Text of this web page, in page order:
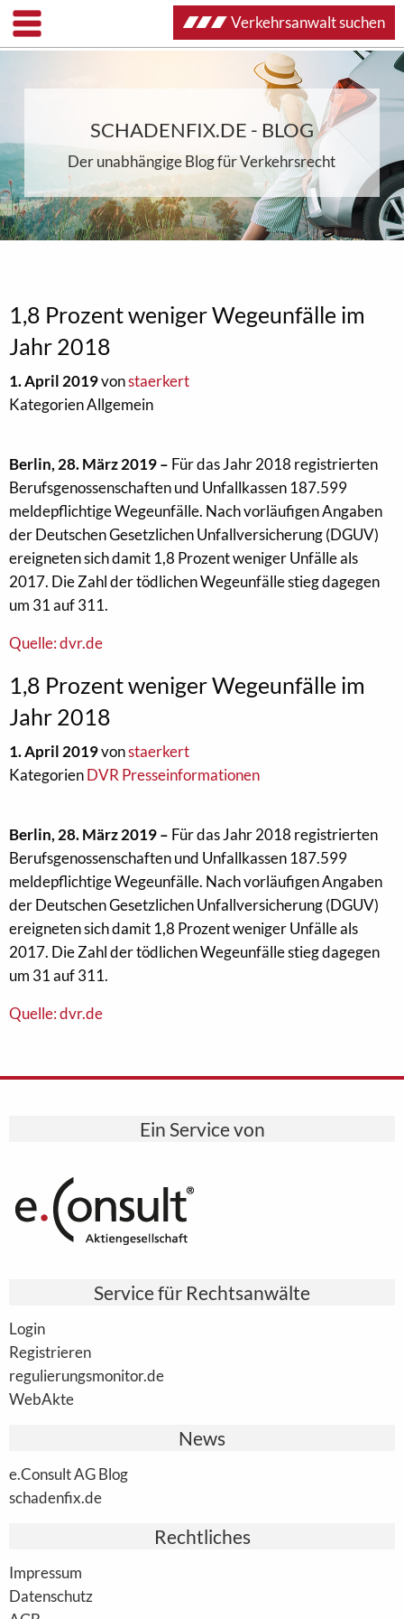
SCHADENFIX.DE - BLOG
Der unabhängige Blog für Verkehrsrecht
1,8 Prozent weniger Wegeunfälle im
Jahr 2018
1. April 2019vonstaerkert
Kategorien Allgemein
Berlin, 28. März 2019 – Für das Jahr 2018 registrierten
Berufsgenossenschaften und Unfallkassen 187.599
meldepflichtige Wegeunfälle. Nach vorläufigen Angaben
der Deutschen Gesetzlichen Unfallversicherung (DGUV)
ereigneten sich damit 1,8 Prozent weniger Unfälle als
2017. Die Zahl der tödlichen Wegeunfälle stieg dagegen
um 31 auf 311.
Quelle: dvr.de
1,8 Prozent weniger Wegeunfälle im
Jahr 2018
1. April 2019vonstaerkert
KategorienDVR Presseinformationen
Berlin, 28. März 2019 – Für das Jahr 2018 registrierten
Berufsgenossenschaften und Unfallkassen 187.599
meldepflichtige Wegeunfälle. Nach vorläufigen Angaben
der Deutschen Gesetzlichen Unfallversicherung (DGUV)
ereigneten sich damit 1,8 Prozent weniger Unfälle als
2017. Die Zahl der tödlichen Wegeunfälle stieg dagegen
um 31 auf 311.
Quelle: dvr.de
Ein Service von
Service für Rechtsanwälte
Login
Registrieren
regulierungsmonitor.de
WebAkte
News
e.Consult AG Blog
schadenfix.de
Rechtliches
Impressum
Datenschutz
Verkehrsanwalt suchen